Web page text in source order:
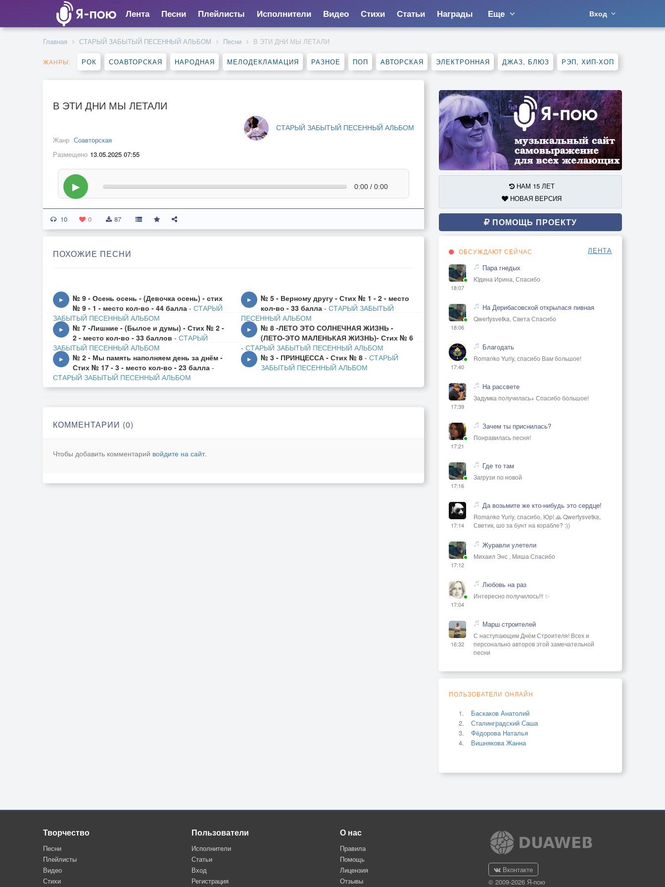
Лента Песни Плейлисты Исполнители Видео Стихи Статьи Награды Еще Вход
Главная СТАРЫЙ ЗАБЫТЫЙ ПЕСЕННЫЙ АЛЬБОМ Песни В ЭТИ ДНИ МЫ ЛЕТАЛИ
ЖАНРЫ: РОК СОАВТОРСКАЯ НАРОДНАЯ МЕЛОДЕКЛАМАЦИЯ РАЗНОЕ ПОП АВТОРСКАЯ ЭЛЕКТРОННАЯ ДЖАЗ, БЛЮЗ РЭП, ХИП-ХОП
В ЭТИ ДНИ МЫ ЛЕТАЛИ
СТАРЫЙ ЗАБЫТЫЙ ПЕСЕННЫЙ АЛЬБОМ
Жанр Соавторская
Размещено 13.05.2025 07:55
▶ 0:00 / 0:00
10 0 87
ПОХОЖИЕ ПЕСНИ
▶
№ 9 - Осень осень - (Девочка осень) - стих
№ 9 - 1 - место кол-во - 44 балла - СТАРЫЙ
ЗАБЫТЫЙ ПЕСЕННЫЙ АЛЬБОМ
▶
№ 5 - Верному другу - Стих № 1 - 2 - место
кол-во - 33 балла - СТАРЫЙ ЗАБЫТЫЙ
ПЕСЕННЫЙ АЛЬБОМ
▶
№ 7 -Лишние - (Былое и думы) - Стих № 2 -
2 - место кол-во - 33 баллов - СТАРЫЙ
ЗАБЫТЫЙ ПЕСЕННЫЙ АЛЬБОМ
▶
№ 8 -ЛЕТО ЭТО СОЛНЕЧНАЯ ЖИЗНЬ -
(ЛЕТО-ЭТО МАЛЕНЬКАЯ ЖИЗНЬ)- Стих № 6
- СТАРЫЙ ЗАБЫТЫЙ ПЕСЕННЫЙ АЛЬБОМ
▶
№ 2 - Мы память наполняем день за днём -
Стих № 17 - 3 - место кол-во - 23 балла -
СТАРЫЙ ЗАБЫТЫЙ ПЕСЕННЫЙ АЛЬБОМ
▶ № 3 - ПРИНЦЕССА - Стих № 8 - СТАРЫЙ
ЗАБЫТЫЙ ПЕСЕННЫЙ АЛЬБОМ
КОММЕНТАРИИ (0)
Чтобы добавить комментарий войдите на сайт.
НАМ 15 ЛЕТ
НОВАЯ ВЕРСИЯ
ПОМОЩЬ ПРОЕКТУ
ОБСУЖДАЮТ СЕЙЧАС ЛЕНТА
18:07
Пара гнедых
Юдина Ирина, Спасибо
18:06
На Дерибасовской открылася пивная
Qwertysvetka, Света Спасибо
17:40
Благодать
Romanko Yuriy, спасибо Вам большое!
17:39
На рассвете
Задумка получилась+ Спасибо большое!
17:21
Зачем ты приснилась?
Понравилась песня!
17:16
Где то там
Загрузи по новой
17:14
Да возьмите же кто-нибудь это сердце!
Romanko Yuriy, спасибо, Юр! 🙏 Qwertysvetka,
Светик, шо за бунт на корабле? :))
17:12
Журавли улетели
Михаил Энс , Миша Спасибо
17:04
Любовь на раз
Интересно получилось!!! ✨
16:32
Марш строителей
С наступающим Днём Строителя! Всех и
персонально авторов этой замечательной
песни
ПОЛЬЗОВАТЕЛИ ОНЛАЙН
Баскаков Анатолий
Сталинградский Саша
Фёдорова Наталья
Вишнякова Жанна
Творчество
Песни
Плейлисты
Видео
Стихи
Пользователи
Исполнители
Статьи
Вход
Регистрация
О нас
Правила
Помощь
Лицензия
Отзывы
Вконтакте
© 2009-2026 Я-пою